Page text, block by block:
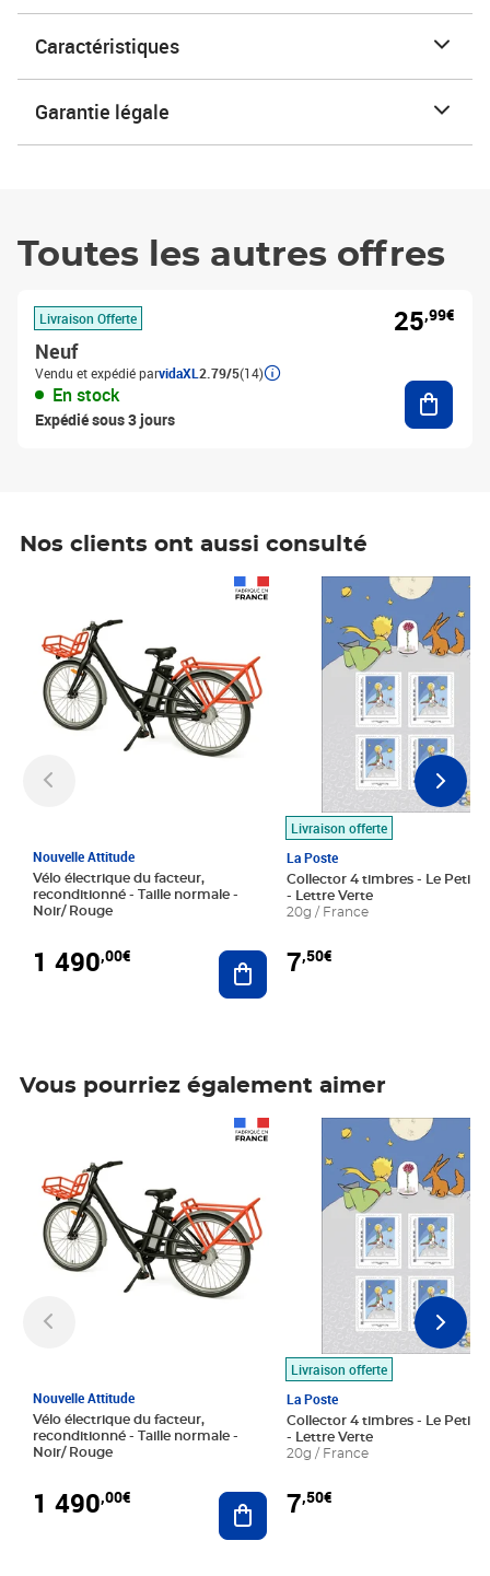
Caractéristiques
Garantie légale
Toutes les autres offres
Livraison Offerte
Neuf
Vendu et expédié parvidaXL 2.79/5(14)
En stock
Expédié sous 3 jours
25,99€
Nos clients ont aussi consulté
Nouvelle Attitude
Vélo électrique du facteur,
reconditionné - Taille normale -
Noir/ Rouge
1 490,00€ Ajouter au panier
Livraison offerte
La Poste
Collector 4 timbres - Le Petit
- Lettre Verte
20g / France
7,50€
Prix 7,50€
Vous pourriez également aimer
Nouvelle Attitude
Vélo électrique du facteur,
reconditionné - Taille normale -
Noir/ Rouge
1 490,00€ Ajouter au panier
Livraison offerte
La Poste
Collector 4 timbres - Le Petit
- Lettre Verte
20g / France
7,50€
Prix 7,50€